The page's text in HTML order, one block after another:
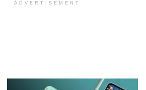
ADVERTISEMENT